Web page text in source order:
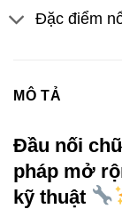
Đặc điểm
MÔ TẢ
Đầu nối
pháp mở
kỹ thuật